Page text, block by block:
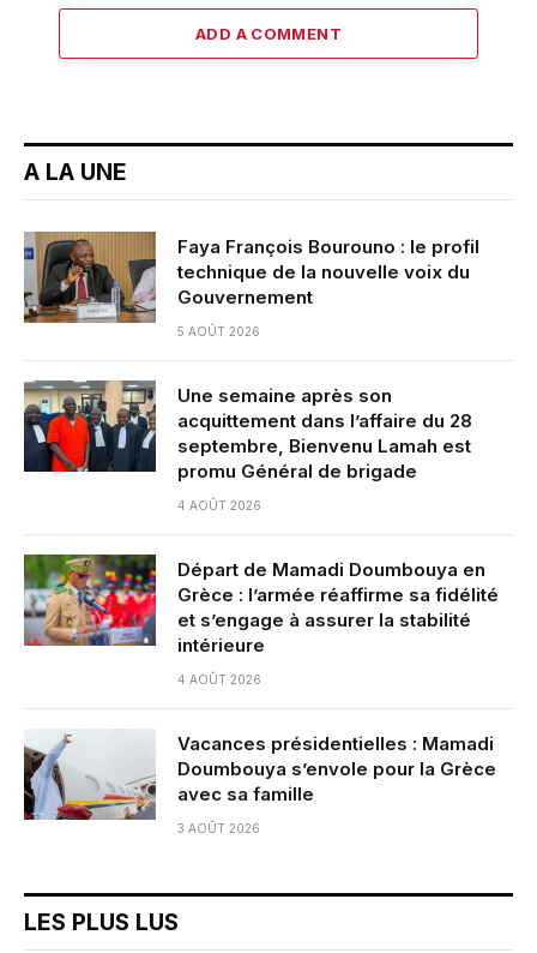
ADD A COMMENT
A LA UNE
Faya François Bourouno : le profil
technique de la nouvelle voix du
Gouvernement
5 AOÛT 2026
Une semaine après son
acquittement dans l’affaire du 28
septembre, Bienvenu Lamah est
promu Général de brigade
4 AOÛT 2026
Départ de Mamadi Doumbouya en
Grèce : l’armée réaffirme sa fidélité
et s’engage à assurer la stabilité
intérieure
4 AOÛT 2026
Vacances présidentielles : Mamadi
Doumbouya s’envole pour la Grèce
avec sa famille
3 AOÛT 2026
LES PLUS LUS